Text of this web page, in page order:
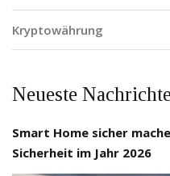
Kryptowährung
Neueste
Smart Home sicher
Sicherheit im Jahr 2026